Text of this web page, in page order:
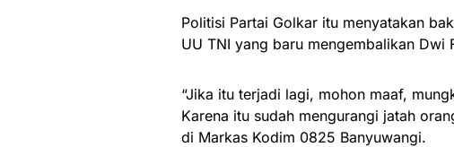
Politisi Partai Golkar itu menyatakan
UU TNI yang baru mengembalikan Dwi
“Jika itu terjadi lagi, mohon maaf,
Karena itu sudah mengurangi jatah
di Markas Kodim 0825 Banyuwangi.